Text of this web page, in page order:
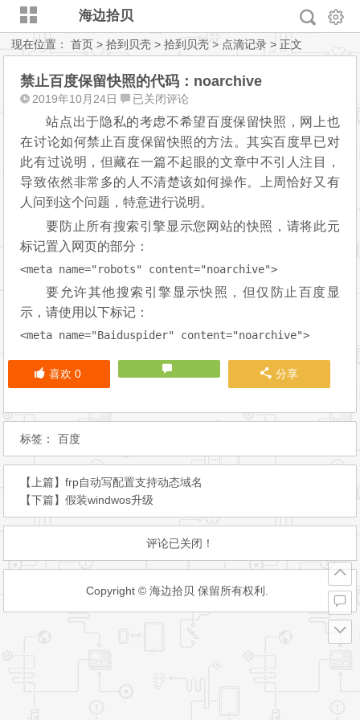
海边拾贝
现在位置：首页 >拾到贝壳 >拾到贝壳 > 点滴记录 > 正文
禁止百度保留快照的代码：noarchive
2019年10月24日
禁
止
百
度
保
留
快
照
码：
noarchive
已关闭评论
站点出于隐私的考虑不希望百度保留快照，网上也
在讨论如何禁止百度保留快照的方法。其实百度早已对
此有过说明，但藏在一篇不起眼的文章中不引人注目，
导致依然非常多的人不清楚该如何操作。上周恰好又有
人问到这个问题，特意进行说明。
要防止所有搜索引擎显示您网站的快照，请将此元
标记置入网页的部分：
<meta name="robots" content="noarchive">
要允许其他搜索引擎显示快照，但仅防止百度显
示，请使用以下标记：
<meta name="Baiduspider" content="noarchive">
喜欢 0 分享
标签： 百度
【上篇】frp自动写配置支持动态域名
【下篇】假装windwos升级
评论已关闭！
Copyright © 海边拾贝 保留所有权利.